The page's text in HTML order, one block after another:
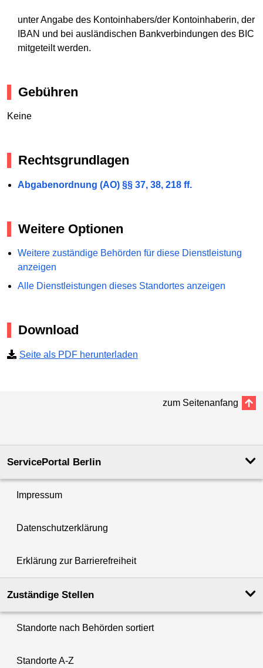
unter Angabe des Kontoinhabers/der Kontoinhaberin, der
IBAN und bei ausländischen Bankverbindungen des BIC
mitgeteilt werden.
Gebühren
Keine
Rechtsgrundlagen
Abgabenordnung (AO) §§ 37, 38, 218 ff.
Weitere Optionen
Weitere zuständige Behörden für diese Dienstleistung
anzeigen
Alle Dienstleistungen dieses Standortes anzeigen
Download
Seite als PDF herunterladen
zum Seitenanfang
ServicePortal Berlin
Impressum
Datenschutzerklärung
Erklärung zur Barrierefreiheit
Zuständige Stellen
Standorte nach Behörden sortiert
Standorte A-Z